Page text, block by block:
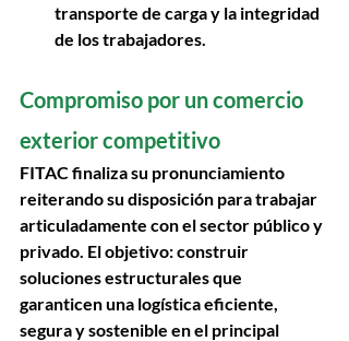
transporte de carga y la integridad
de los trabajadores.
Compromiso por un comercio
exterior competitivo
FITAC finaliza su pronunciamiento
reiterando su disposición para trabajar
articuladamente con el sector público y
privado. El objetivo: construir
soluciones estructurales que
garanticen una logística eficiente,
segura y sostenible en el principal